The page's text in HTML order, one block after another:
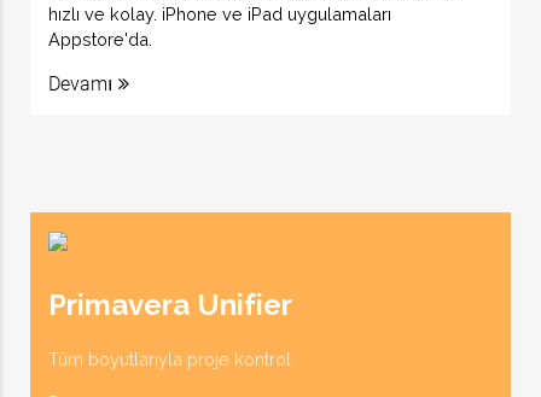
hızlı ve kolay. iPhone ve iPad uygulamaları
Appstore'da.
Devamı
Primavera Unifier
Tüm boyutlarıyla proje kontrol